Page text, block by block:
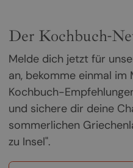
Der Kochbuch-
Melde dich jetzt für
an, bekomme einmal
Kochbuch-
und sichere dir deine
sommerlichen
zu Insel".